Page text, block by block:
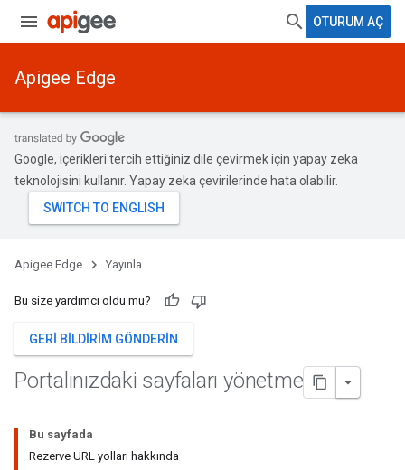
OTURUM AÇ
Apigee Edge
Google, içerikleri tercih ettiğiniz dile çevirmek için yapay zeka
teknolojisini kullanır. Yapay zeka çevirilerinde hata olabilir.
Apigee Edge Yayınla
Bu size yardımcı oldu mu?
GERI BILDIRIM GÖNDERIN
Portalınızdaki sayfaları yönetme
Bu sayfada
Rezerve URL yolları hakkında